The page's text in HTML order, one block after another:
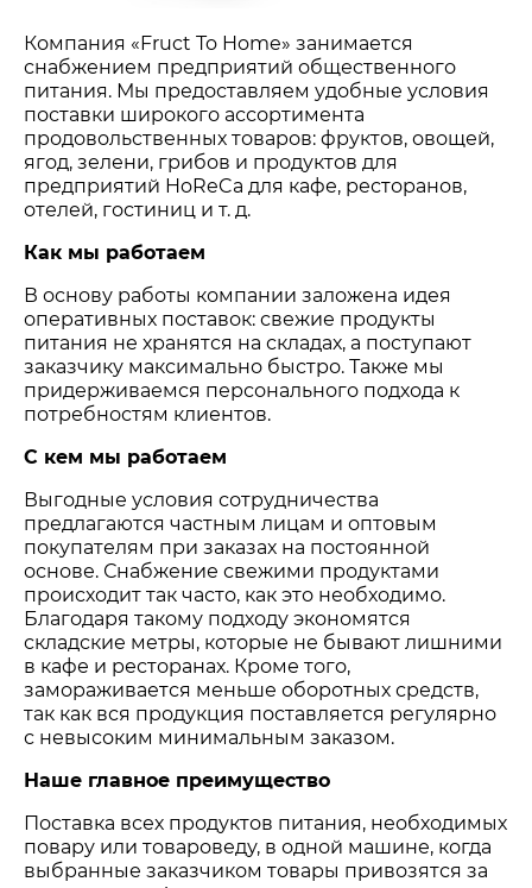
Компания «Fruct To Home» занимается
снабжением предприятий общественного
питания. Мы предоставляем удобные условия
поставки широкого ассортимента
продовольственных товаров: фруктов, овощей,
ягод, зелени, грибов и продуктов для
предприятий HoReCa для кафе, ресторанов,
отелей, гостиниц и т. д.
Как мы работаем
В основу работы компании заложена идея
оперативных поставок: свежие продукты
питания не хранятся на складах, а поступают
заказчику максимально быстро. Также мы
придерживаемся персонального подхода к
потребностям клиентов.
С кем мы работаем
Выгодные условия сотрудничества
предлагаются частным лицам и оптовым
покупателям при заказах на постоянной
основе. Снабжение свежими продуктами
происходит так часто, как это необходимо.
Благодаря такому подходу экономятся
складские метры, которые не бывают лишними
в кафе и ресторанах. Кроме того,
замораживается меньше оборотных средств,
так как вся продукция поставляется регулярно
с невысоким минимальным заказом.
Наше главное преимущество
Поставка всех продуктов питания, необходимых
повару или товароведу, в одной машине, когда
выбранные заказчиком товары привозятся за